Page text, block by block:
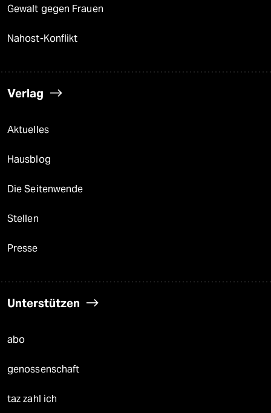
Gewalt gegen Frauen
Nahost-Konflikt
Verlag
Aktuelles
Hausblog
Die Seitenwende
Stellen
Presse
Unterstützen
abo
genossenschaft
taz zahl ich